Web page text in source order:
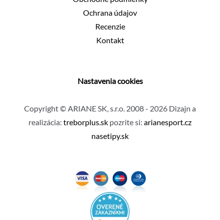
Ochrana údajov
Recenzie
Kontakt
Nastavenia cookies
Copyright © ARIANE SK, s.r.o. 2008 - 2026 Dizajn a
realizácia: treborplus.sk pozrite si: arianesport.cz
nasetipy.sk